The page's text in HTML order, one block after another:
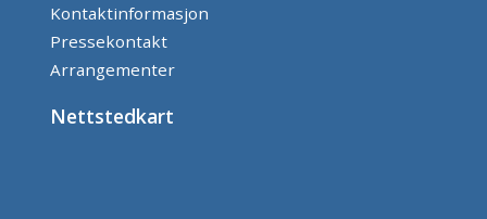
Kontaktinformasjon
Pressekontakt
Arrangementer
Nettstedkart